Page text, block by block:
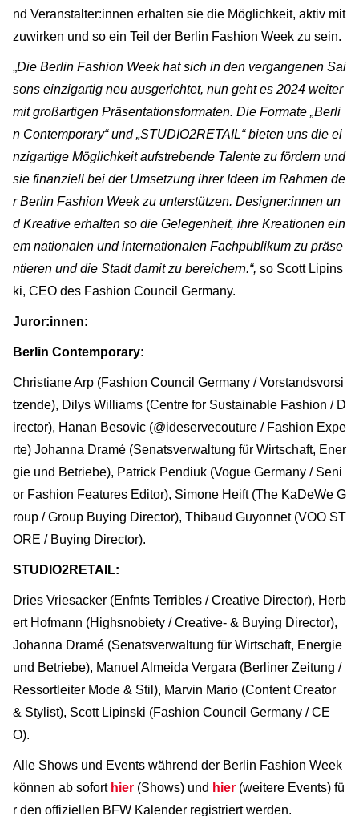
nd Veranstalter:innen erhalten sie die Möglichkeit, aktiv mit
zuwirken und so ein Teil der Berlin Fashion Week zu sein.
„Die Berlin Fashion Week hat sich in den vergangenen Sai
sons einzigartig neu ausgerichtet, nun geht es 2024 weiter
mit großartigen Präsentationsformaten. Die Formate „Berli
n Contemporary“ und „STUDIO2RETAIL“ bieten uns die ei
nzigartige Möglichkeit aufstrebende Talente zu fördern und
sie finanziell bei der Umsetzung ihrer Ideen im Rahmen de
r Berlin Fashion Week zu unterstützen. Designer:innen un
d Kreative erhalten so die Gelegenheit, ihre Kreationen ein
em nationalen und internationalen Fachpublikum zu präse
ntieren und die Stadt damit zu bereichern.“, so Scott Lipins
ki, CEO des Fashion Council Germany.
Juror:innen:
Berlin Contemporary:
Christiane Arp (Fashion Council Germany / Vorstandsvorsi
tzende), Dilys Williams (Centre for Sustainable Fashion / D
irector), Hanan Besovic (@ideservecouture / Fashion Expe
rte) Johanna Dramé (Senatsverwaltung für Wirtschaft, Ener
gie und Betriebe), Patrick Pendiuk (Vogue Germany / Seni
or Fashion Features Editor), Simone Heift (The KaDeWe G
roup / Group Buying Director), Thibaud Guyonnet (VOO ST
ORE / Buying Director).
STUDIO2RETAIL:
Dries Vriesacker (Enfnts Terribles / Creative Director), Herb
ert Hofmann (Highsnobiety / Creative- & Buying Director),
Johanna Dramé (Senatsverwaltung für Wirtschaft, Energie
und Betriebe), Manuel Almeida Vergara (Berliner Zeitung /
Ressortleiter Mode & Stil), Marvin Mario (Content Creator
& Stylist), Scott Lipinski (Fashion Council Germany / CE
O).
Alle Shows und Events während der Berlin Fashion Week
können ab sofort hier (Shows) und hier (weitere Events) fü
r den offiziellen BFW Kalender registriert werden.